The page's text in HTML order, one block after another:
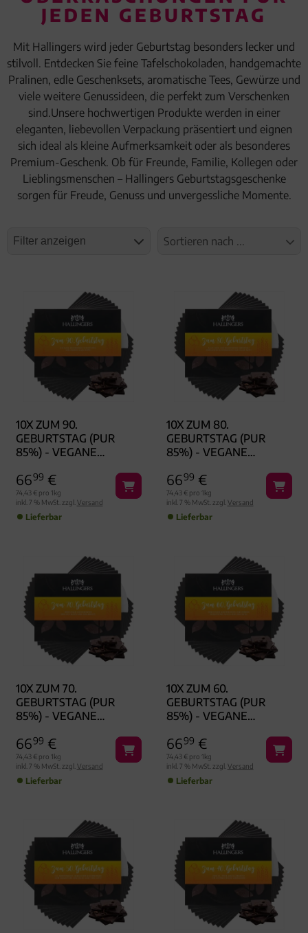
JEDEN GEBURTSTAG
Mit Hallingers wird jeder Geburtstag besonders lecker und
stilvoll. Entdecken Sie feine Tafelschokoladen, handgemachte
Pralinen, edle Geschenksets, aromatische Tees, Gewürze und
viele weitere Genussideen, die perfekt zum Verschenken
sind.Unsere hochwertigen Produkte werden in einer
eleganten, liebevollen Verpackung präsentiert und eignen
sich ideal als kleine Aufmerksamkeit oder als besonderes
Premium-Geschenk. Ob für Freunde, Familie, Kollegen oder
Lieblingsmenschen – Hallingers Geburtstagsgeschenke
sorgen für Freude, Genuss und unvergessliche Momente.
Filter anzeigen Sortieren nach ...
10X ZUM 90.
GEBURTSTAG (PUR
85%) - VEGANE
HANDMADE OHNE
ALKOHOL
6699 €
74,43 € pro 1kg
inkl. 7 % MwSt. zzgl. Versand
Lieferbar
10X ZUM 80.
GEBURTSTAG (PUR
85%) - VEGANE
HANDMADE OHNE
ALKOHOL
6699 €
74,43 € pro 1kg
inkl. 7 % MwSt. zzgl. Versand
Lieferbar
10X ZUM 70.
GEBURTSTAG (PUR
85%) - VEGANE
HANDMADE OHNE
ALKOHOL
6699 €
74,43 € pro 1kg
inkl. 7 % MwSt. zzgl. Versand
Lieferbar
10X ZUM 60.
GEBURTSTAG (PUR
85%) - VEGANE
HANDMADE OHNE
ALKOHOL
6699 €
74,43 € pro 1kg
inkl. 7 % MwSt. zzgl. Versand
Lieferbar